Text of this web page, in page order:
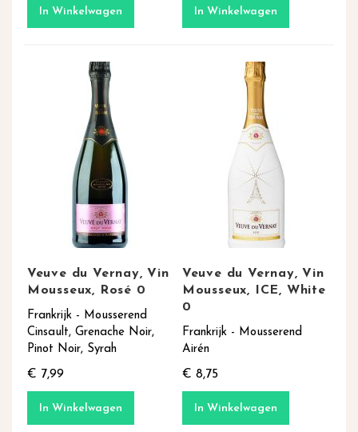
In Winkelwagen In Winkelwagen
Veuve du Vernay, Vin
Mousseux, Rosé 0
Frankrijk - Mousserend
Cinsault, Grenache Noir,
Pinot Noir, Syrah
€ 7,99
In Winkelwagen
Veuve du Vernay, Vin
Mousseux, ICE, White
0
Frankrijk - Mousserend
Airén
€ 8,75
In Winkelwagen